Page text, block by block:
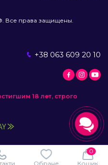
Все права защищены.
+38 063 609 20 10
18 лет, строго
Обране Кошик
0